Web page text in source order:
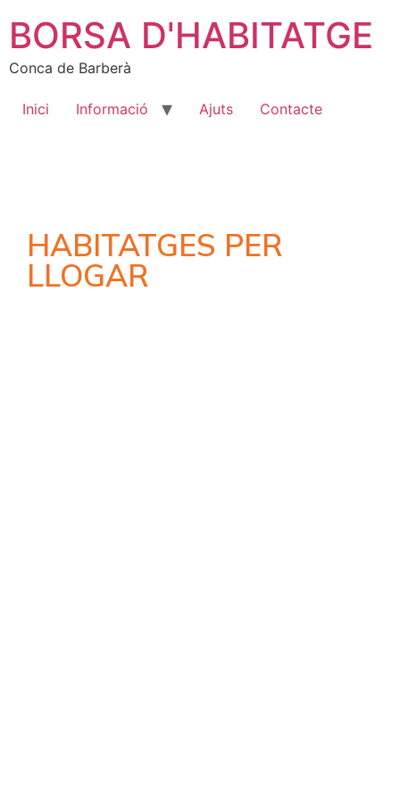
BORSA D'HABITATGE
Conca de Barberà
Inici Informació Ajuts Contacte
HABITATGES PER
LLOGAR